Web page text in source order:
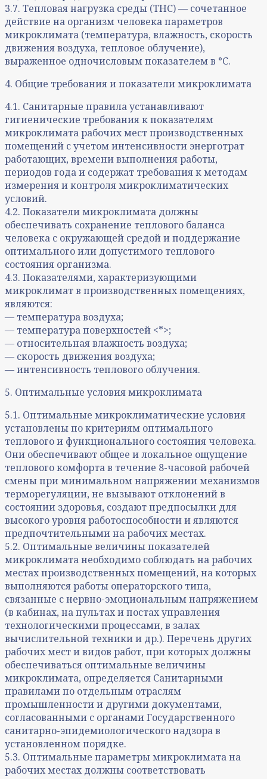
3.7. Тепловая нагрузка среды (ТНС) — сочетанное
действие на организм человека параметров
микроклимата (температура, влажность, скорость
движения воздуха, тепловое облучение),
выраженное одночисловым показателем в °C.
4. Общие требования и показатели микроклимата
4.1. Санитарные правила устанавливают
гигиенические требования к показателям
микроклимата рабочих мест производственных
помещений с учетом интенсивности энерготрат
работающих, времени выполнения работы,
периодов года и содержат требования к методам
измерения и контроля микроклиматических
условий.
4.2. Показатели микроклимата должны
обеспечивать сохранение теплового баланса
человека с окружающей средой и поддержание
оптимального или допустимого теплового
состояния организма.
4.3. Показателями, характеризующими
микроклимат в производственных помещениях,
являются:
— температура воздуха;
— температура поверхностей <*>;
— относительная влажность воздуха;
— скорость движения воздуха;
— интенсивность теплового облучения.
5. Оптимальные условия микроклимата
5.1. Оптимальные микроклиматические условия
установлены по критериям оптимального
теплового и функционального состояния человека.
Они обеспечивают общее и локальное ощущение
теплового комфорта в течение 8-часовой рабочей
смены при минимальном напряжении механизмов
терморегуляции, не вызывают отклонений в
состоянии здоровья, создают предпосылки для
высокого уровня работоспособности и являются
предпочтительными на рабочих местах.
5.2. Оптимальные величины показателей
микроклимата необходимо соблюдать на рабочих
местах производственных помещений, на которых
выполняются работы операторского типа,
связанные с нервно-эмоциональным напряжением
(в кабинах, на пультах и постах управления
технологическими процессами, в залах
вычислительной техники и др.). Перечень других
рабочих мест и видов работ, при которых должны
обеспечиваться оптимальные величины
микроклимата, определяется Санитарными
правилами по отдельным отраслям
промышленности и другими документами,
согласованными с органами Государственного
санитарно-эпидемиологического надзора в
установленном порядке.
5.3. Оптимальные параметры микроклимата на
рабочих местах должны соответствовать